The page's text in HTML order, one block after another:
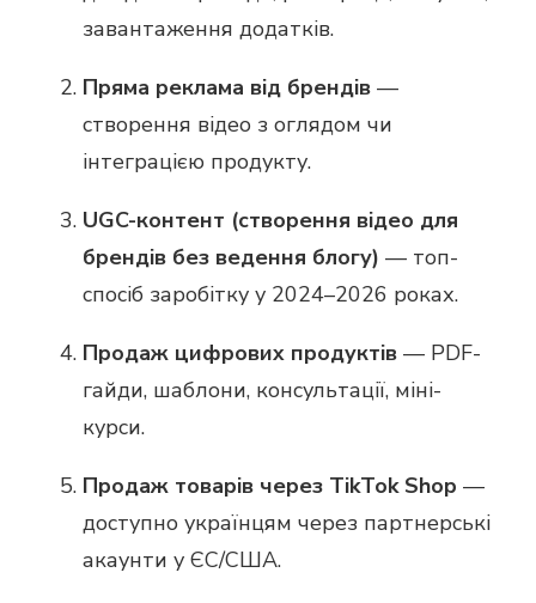
завантаження додатків.
Пряма реклама від брендів —
створення відео з оглядом чи
інтеграцією продукту.
UGC-контент (створення відео для
брендів без ведення блогу) — топ-
спосіб заробітку у 2024–2026 роках.
Продаж цифрових продуктів — PDF-
гайди, шаблони, консультації, міні-
курси.
Продаж товарів через TikTok Shop —
доступно українцям через партнерські
акаунти у ЄС/США.